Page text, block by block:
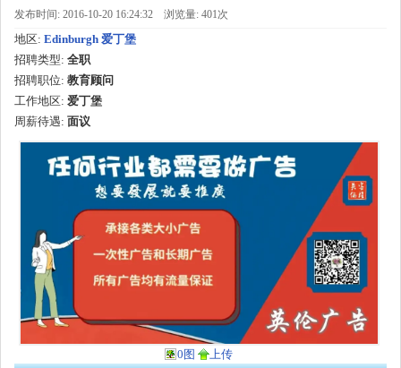
发布时间: 2016-10-20 16:24:32 浏览量: 401次
地区: Edinburgh 爱丁堡
招聘类型: 全职
招聘职位: 教育顾问
工作地区: 爱丁堡
周薪待遇: 面议
0图 上传